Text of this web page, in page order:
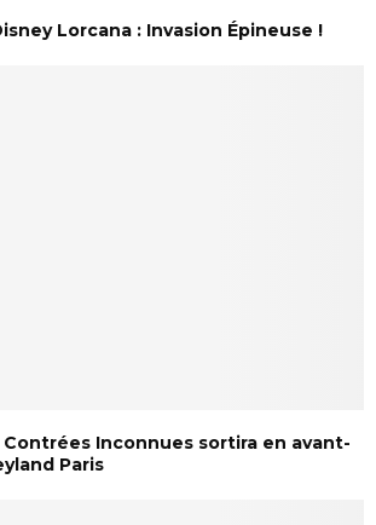
Lorcana : Invasion Épineuse !
Contrées Inconnues sortira en avant-
Paris